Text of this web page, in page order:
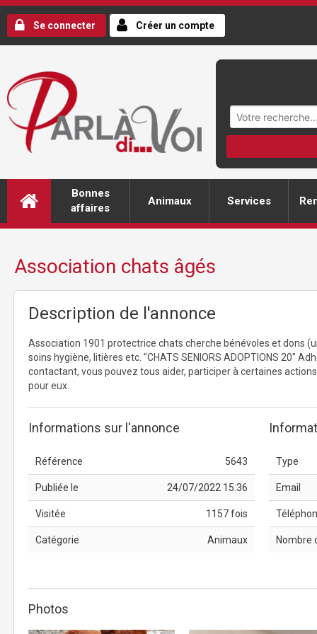
Se connecter Créer un compte
Bonnes
affaires
Animaux Services
Association chats âgés
Description de l'annonce
Association 1901 protectrice chats cherche bénévoles et dons
soins hygiène, litières etc. "CHATS SENIORS ADOPTIONS 20"
contactant, vous pouvez tous aider, participer à certaines
pour eux.
Informations sur l'annonce
Référence 5643
Publiée le 24/07/2022 15:36
Visitée 1157 fois
Catégorie Animaux
Type
Email
Nombre
Photos